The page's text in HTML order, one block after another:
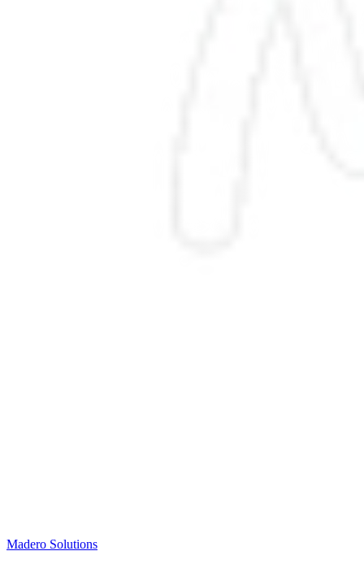
Madero Solutions